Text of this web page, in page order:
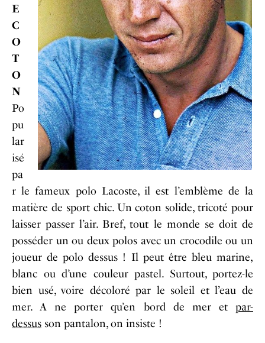
E
C
O
T
O
N
Po
pu
lar
isé
pa
r le fameux polo Lacoste, il est l’emblème de la
matière de sport chic. Un coton solide, tricoté pour
laisser passer l’air. Bref, tout le monde se doit de
posséder un ou deux polos avec un crocodile ou un
joueur de polo dessus ! Il peut être bleu marine,
blanc ou d’une couleur pastel. Surtout, portez-le
bien usé, voire décoloré par le soleil et l’eau de
mer. A ne porter qu’en bord de mer et par-
dessus son pantalon, on insiste !